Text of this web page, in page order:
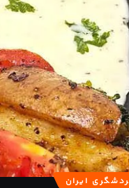
ایران